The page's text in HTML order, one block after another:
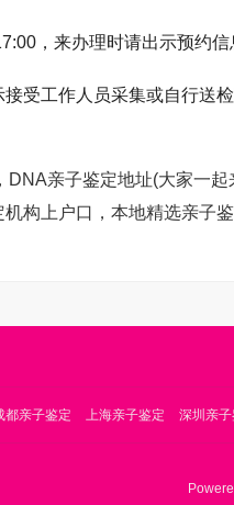
，来办理时请出示预约信
受工作人员采集或自行送
DNA亲子鉴定地址(大家一
构上户口，本地精选亲子
都亲子鉴定 上海亲子鉴定 深圳亲子